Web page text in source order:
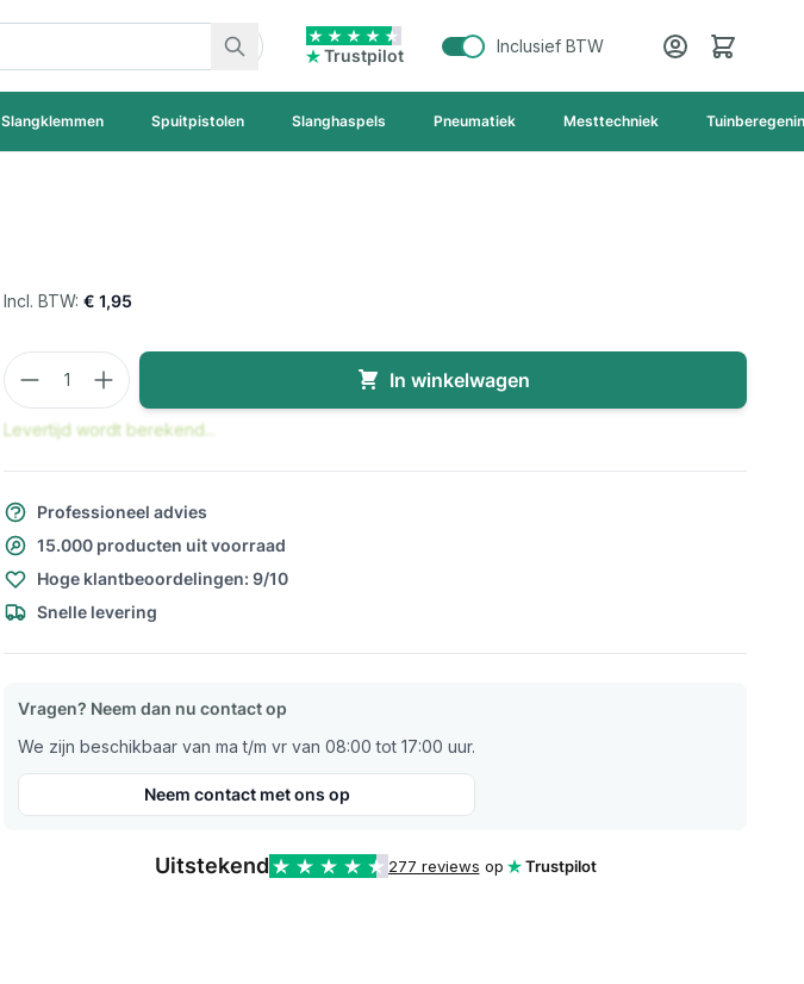
Trustpilot
Inclusief BTW Cart
Slangklemmen Spuitpistolen Slanghaspels Pneumatiek Mesttechniek
€ 1,95
Aantal
In winkelwagen
Levertijd wordt berekend...
Professioneel advies
15.000 producten uit voorraad
Hoge klantbeoordelingen: 9/10
Snelle levering
Vragen? Neem dan nu contact op
We zijn beschikbaar van ma t/m vr van 08:00 tot 17:00 uur.
Neem contact met ons op
Uitstekend 277 reviews op Trustpilot